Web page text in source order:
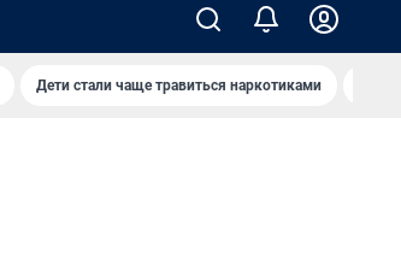
Дети стали чаще травиться наркотиками